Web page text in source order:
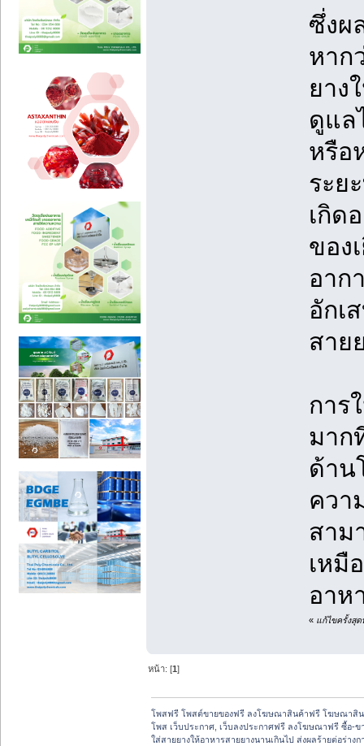
ซึ่งผ
หาก
ยาง
ดูแล
หรือ
ระย
เกิด
ของ
อาก
อักเ
สาย
การ
มาก
ด้าน
ควา
สาม
เหมื
อาห
« แก้ไขครั้งสุ
หน้า: [1]
โพสฟรี โพสต์ขายของฟรี ลงโฆษณาสินค้าฟรี โฆษณาสิ
โพส เว็บประกาศ, เว็บลงประกาศฟรี ลงโฆษณาฟรี ซื้อ-ข
ใส่สายยางให้อาหารสายยางนานเกินไป ส่งผลร้ายต่อร่างก